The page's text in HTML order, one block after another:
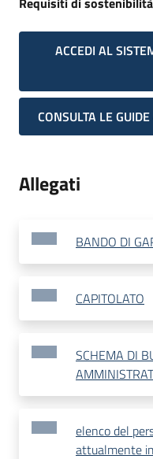
ACCEDI AL
CONSULTA LE
Allegati
BANDO DI
CAPITOLATO
SCHEMA DI
elenco del
attualmente